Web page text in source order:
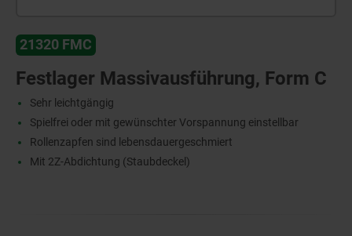
21320 FMC
Festlager Massivausführung, Form C
Sehr leichtgängig
Spielfrei oder mit gewünschter Vorspannung einstellbar
Rollenzapfen sind lebensdauergeschmiert
Mit 2Z-Abdichtung (Staubdeckel)